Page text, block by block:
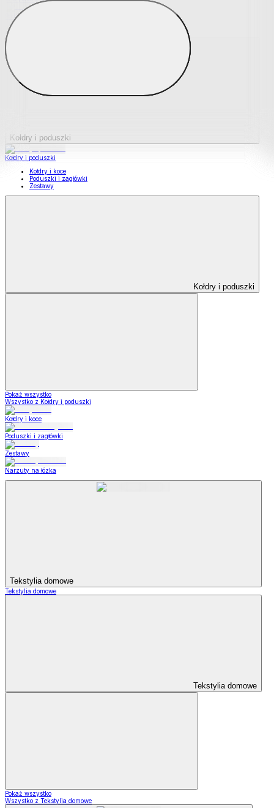
Podkładki na materace
Materace nawierzchniowe
Kołdry i poduszki
Kołdry i poduszki
Kołdry i koce
Poduszki i zagłówki
Zestawy
Kołdry i poduszki
Pokaż wszystko
Wszystko z Kołdry i poduszki
Kołdry i koce
Poduszki i zagłówki
Zestawy
Narzuty na łózka
Tekstylia domowe
Tekstylia domowe
Tekstylia domowe
Pokaż wszystko
Wszystko z Tekstylia domowe